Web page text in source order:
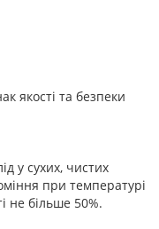
якості та безпеки
у сухих, чистих
при температурі
не більше 50%.